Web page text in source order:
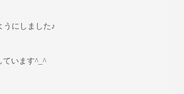
うにしました♪
ています^_^